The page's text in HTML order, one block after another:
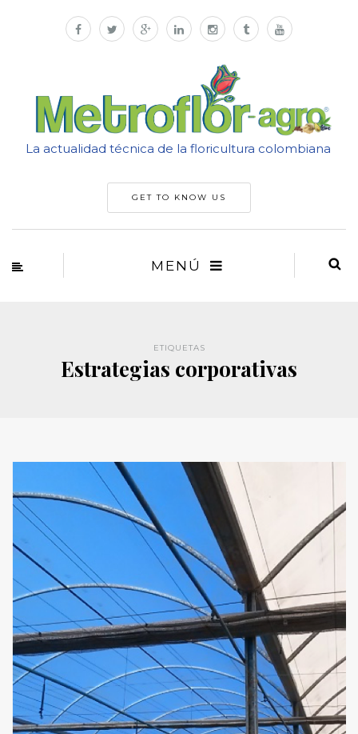
La actualidad técnica de la floricultura colombiana
GET TO KNOW US
MENÚ
ETIQUETAS
Estrategias corporativas